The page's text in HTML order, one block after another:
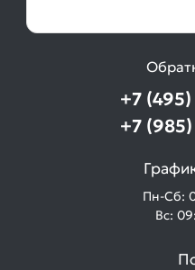
+7
+7
Пн-Сб:
Вс: